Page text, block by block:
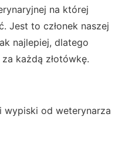
na której
Jest to członek naszej
najlepiej, dlatego
każdą złotówkę.
wypiski od weterynarza